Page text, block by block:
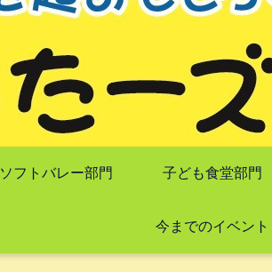
ソフトバレー部門 子ども食堂部門
今までのイベント